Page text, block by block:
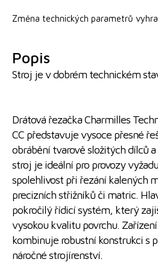
Změna technických parametrů
Popis
Stroj je v dobrém technickém
Drátová řezačka Charmilles
CC představuje vysoce přesné
obrábění tvarově složitých dílců
stroj je ideální pro provozy
spolehlivost při řezání kalených
precizních střižníků či matric.
pokročilý řídicí systém, který
vysokou kvalitu povrchu.
kombinuje robustní konstrukci s
náročné strojírenství.